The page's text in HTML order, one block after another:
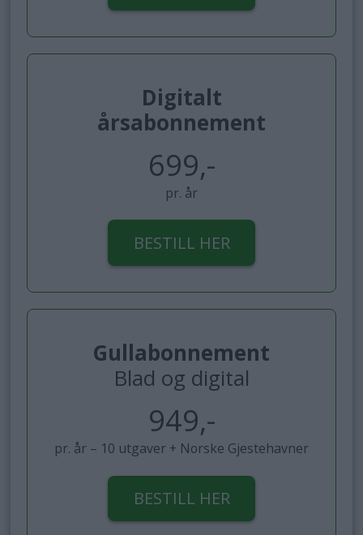
Digitalt
årsabonnement
699,-
pr. år
BESTILL HER
Gullabonnement
Blad og digital
949,-
pr. år – 10 utgaver + Norske Gjestehavner
BESTILL HER